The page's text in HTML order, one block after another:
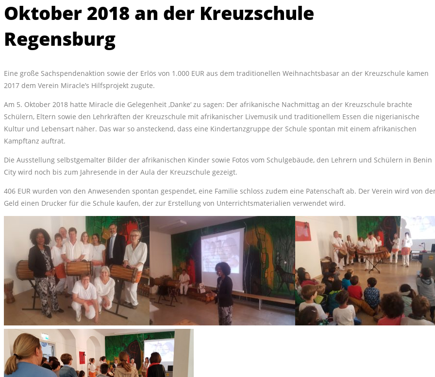
Oktober 2018 an der Kreuzschule
Regensburg
Eine große Sachspendenaktion sowie der Erlös von 1.000 EUR aus dem traditionellen Weihnachtsbasar an der Kreuzschule kamen
2017 dem Verein Miracle’s Hilfsprojekt zugute.
Am 5. Oktober 2018 hatte Miracle die Gelegenheit ‚Danke‘ zu sagen: Der afrikanische Nachmittag an der Kreuzschule brachte
Schülern, Eltern sowie den Lehrkräften der Kreuzschule mit afrikanischer Livemusik und traditionellem Essen die nigerianische
Kultur und Lebensart näher. Das war so ansteckend, dass eine Kindertanzgruppe der Schule spontan mit einem afrikanischen
Kampftanz auftrat.
Die Ausstellung selbstgemalter Bilder der afrikanischen Kinder sowie Fotos vom Schulgebäude, den Lehrern und Schülern in Benin
City wird noch bis zum Jahresende in der Aula der Kreuzschule gezeigt.
406 EUR wurden von den Anwesenden spontan gespendet, eine Familie schloss zudem eine Patenschaft ab. Der Verein wird von
Geld einen Drucker für die Schule kaufen, der zur Erstellung von Unterrichtsmaterialien verwendet wird.